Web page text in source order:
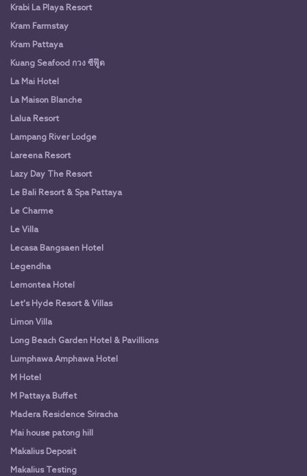
Krabi La Playa Resort
Kram Farmstay
Kram Pattaya
Kuang Seafood กวง ซีฟู๊ด
La Mai Hotel
La Maison Blanche
Lalua Resort
Lampang River Lodge
Lareena Resort
Lazy Day The Resort
Le Bali Resort & Spa Pattaya
Le Charme
Le Villa
Lecasa Bangsaen Hotel
Legendha
Lemontea Hotel
Let's Hyde Resort & Villas
Limon Villa
Long Beach Garden Hotel & Pavillions
Lumphawa Amphawa Hotel
M Hotel
M Pattaya Buffet
Madera Residence Sriracha
Mai house patong hill
Makalius Deposit
Makalius Testing